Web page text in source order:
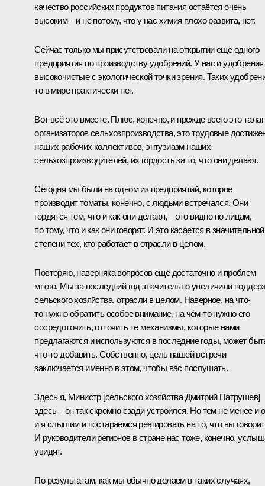
качество российских продуктов питания остаётся очень
высоким – и не потому, что у нас химия плохо развита, нет.
Сейчас только мы присутствовалина открытии ещё одного
предприятия по производству удобрений. У нас и удобрения
высокочистые с экологической точки зрения. Таких
то в мире практически нет.
Вот всё это вместе. Плюс, конечно, и прежде всего это
организаторов сельхозпроизводства, это трудовые
наших рабочих коллективов, энтузиазм наших
сельхозпроизводителей, их гордость за то, что они делают.
Сегодня мы былина одном из предприятий, которое
производит томаты, конечно, с людьми встречался. Они
гордятся тем, что и как они делают, – это видно по лицам,
по тому, что и как они говорят. И это касается в значительной
степени тех, кто работает в отрасли в целом.
Повторяю, наверняка вопросов ещё достаточно и проблем
много. Мы за последний год значительно увеличили
сельского хозяйства, отрасли в целом. Наверное, на что-
то нужно обратить особое внимание, на чём-то нужно его
сосредоточить, отточить те механизмы, которые нами
предлагаются и используются в последние годы, может
что-то добавить. Собственно, цель нашей встречи
заключается именно в этом, чтобы вас послушать.
Здесь я, Министр [сельского хозяйстваДмитрий Патрушев]
здесь – он так скромно сзади устроился. Но тем не менее и
и я слышим и постараемся реагировать на то, что вы
И руководители регионов в стране нас тоже, конечно,
увидят.
По результатам, как мы обычно делаем в таких случаях,